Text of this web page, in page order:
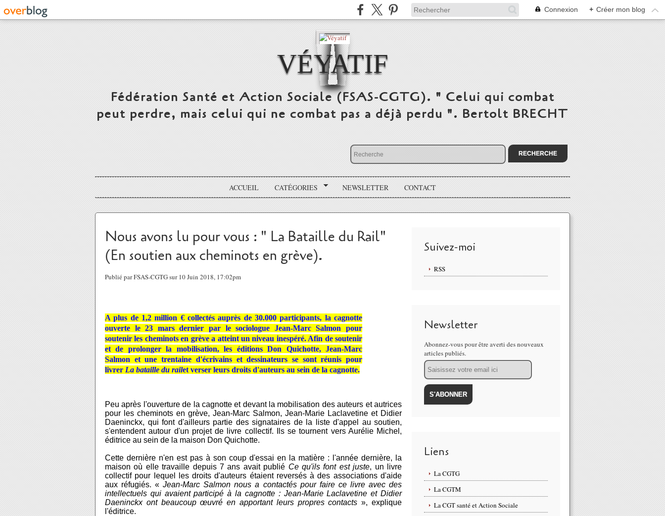
Connexion + Créer mon blog
VÉYATIF
Fédération Santé et Action Sociale (FSAS-CGTG). " Celui qui combat
peut perdre, mais celui qui ne combat pas a déjà perdu ". Bertolt BRECHT
ACCUEIL CATÉGORIES NEWSLETTER CONTACT
Nous avons lu pour vous : " La Bataille du Rail"
(En soutien aux cheminots en grève).
Publié par FSAS-CGTG sur 10 Juin 2018, 17:02pm
A plus de 1,2 million € collectés auprès de 30.000 participants, la cagnotte
ouverte le 23 mars dernier par le sociologue Jean-Marc Salmon pour
soutenir les cheminots en grève a atteint un niveau inespéré. Afin de soutenir
et de prolonger la mobilisation, les éditions Don Quichotte, Jean-Marc
Salmon et une trentaine d'écrivains et dessinateurs se sont réunis pour
livrer La bataille du railet verser leurs droits d'auteurs au sein de la cagnotte.
Peu après l'ouverture de la cagnotte et devant la mobilisation des auteurs et autrices
pour les cheminots en grève, Jean-Marc Salmon, Jean-Marie Laclavetine et Didier
Daeninckx, qui font d'ailleurs partie des signataires de la liste d'appel au soutien,
s'entendent autour d'un projet de livre collectif. Ils se tournent vers Aurélie Michel,
éditrice au sein de la maison Don Quichotte.
Cette dernière n'en est pas à son coup d'essai en la matière : l'année dernière, la
maison où elle travaille depuis 7 ans avait publié Ce qu'ils font est juste, un livre
collectif pour lequel les droits d'auteurs étaient reversés à des associations d'aide
aux réfugiés. «Jean-Marc Salmon nous a contactés pour faire ce livre avec des
intellectuels qui avaient participé à la cagnotte : Jean-Marie Laclavetine et Didier
Daeninckx ont beaucoup œuvré en apportant leurs propres contacts », explique
l'éditrice.
Suivez-moi
RSS
Newsletter
Abonnez-vous pour être averti des nouveaux
articles publiés.
Email
Liens
La CGTG
La CGTM
La CGT santé et Action Sociale